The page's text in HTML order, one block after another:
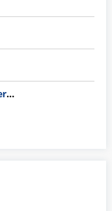
PT Reska Multi Usaha (KAI Services)